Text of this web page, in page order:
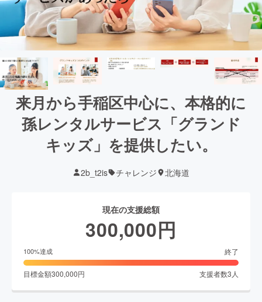
来月から手稲区中心に、本格的に
孫レンタルサービス「グランド
キッズ」を提供したい。
2b_t2is チャレンジ 北海道
現在の支援総額
300,000円
100%達成 終了
目標金額300,000円 支援者数3 人